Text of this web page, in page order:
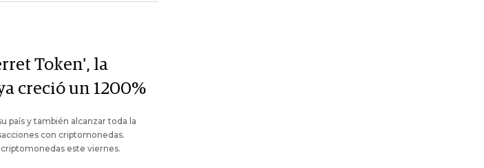
Token', la
creció un 1200%
país y también alcanzar toda la
con criptomonedas.
este viernes.